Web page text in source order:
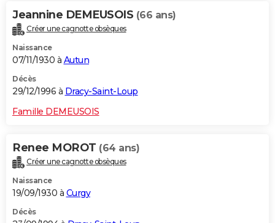
Jeannine DEMEUSOIS (66 ans)
Créer une cagnotte obsèques
Naissance
07/11/1930 à Autun
Décès
29/12/1996 à Dracy-Saint-Loup
Famille DEMEUSOIS
Renee MOROT (64 ans)
Créer une cagnotte obsèques
Naissance
19/09/1930 à Curgy
Décès